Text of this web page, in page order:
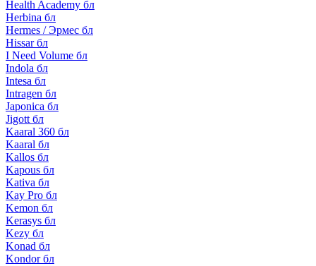
Health Academy бл
Herbina бл
Hermes / Эрмес бл
Hissar бл
I Need Volume бл
Indola бл
Intesa бл
Intragen бл
Japonica бл
Jigott бл
Kaaral 360 бл
Kaaral бл
Kallos бл
Kapous бл
Kativa бл
Kay Pro бл
Kemon бл
Kerasys бл
Kezy бл
Konad бл
Kondor бл